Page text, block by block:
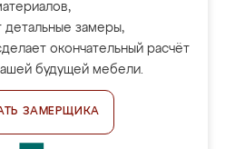
детальные замеры,
окончательный расчёт
будущей мебели.
ЗАМЕРЩИКА